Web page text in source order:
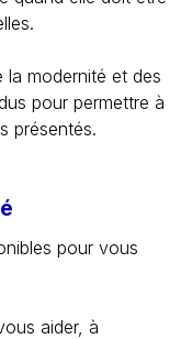
modernité et des
pour permettre à
présentés.
pour vous
aider, à